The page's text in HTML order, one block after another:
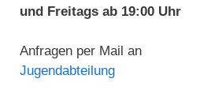
und Freitags ab 19:00 Uhr
Anfragen per Mail an
Jugendabteilung